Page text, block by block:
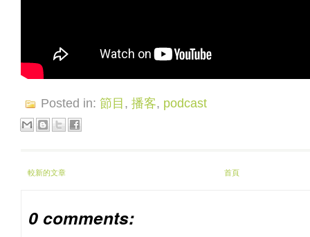
Posted in: 節目, 播客, podcast
較新的文章 首頁
0 comments: